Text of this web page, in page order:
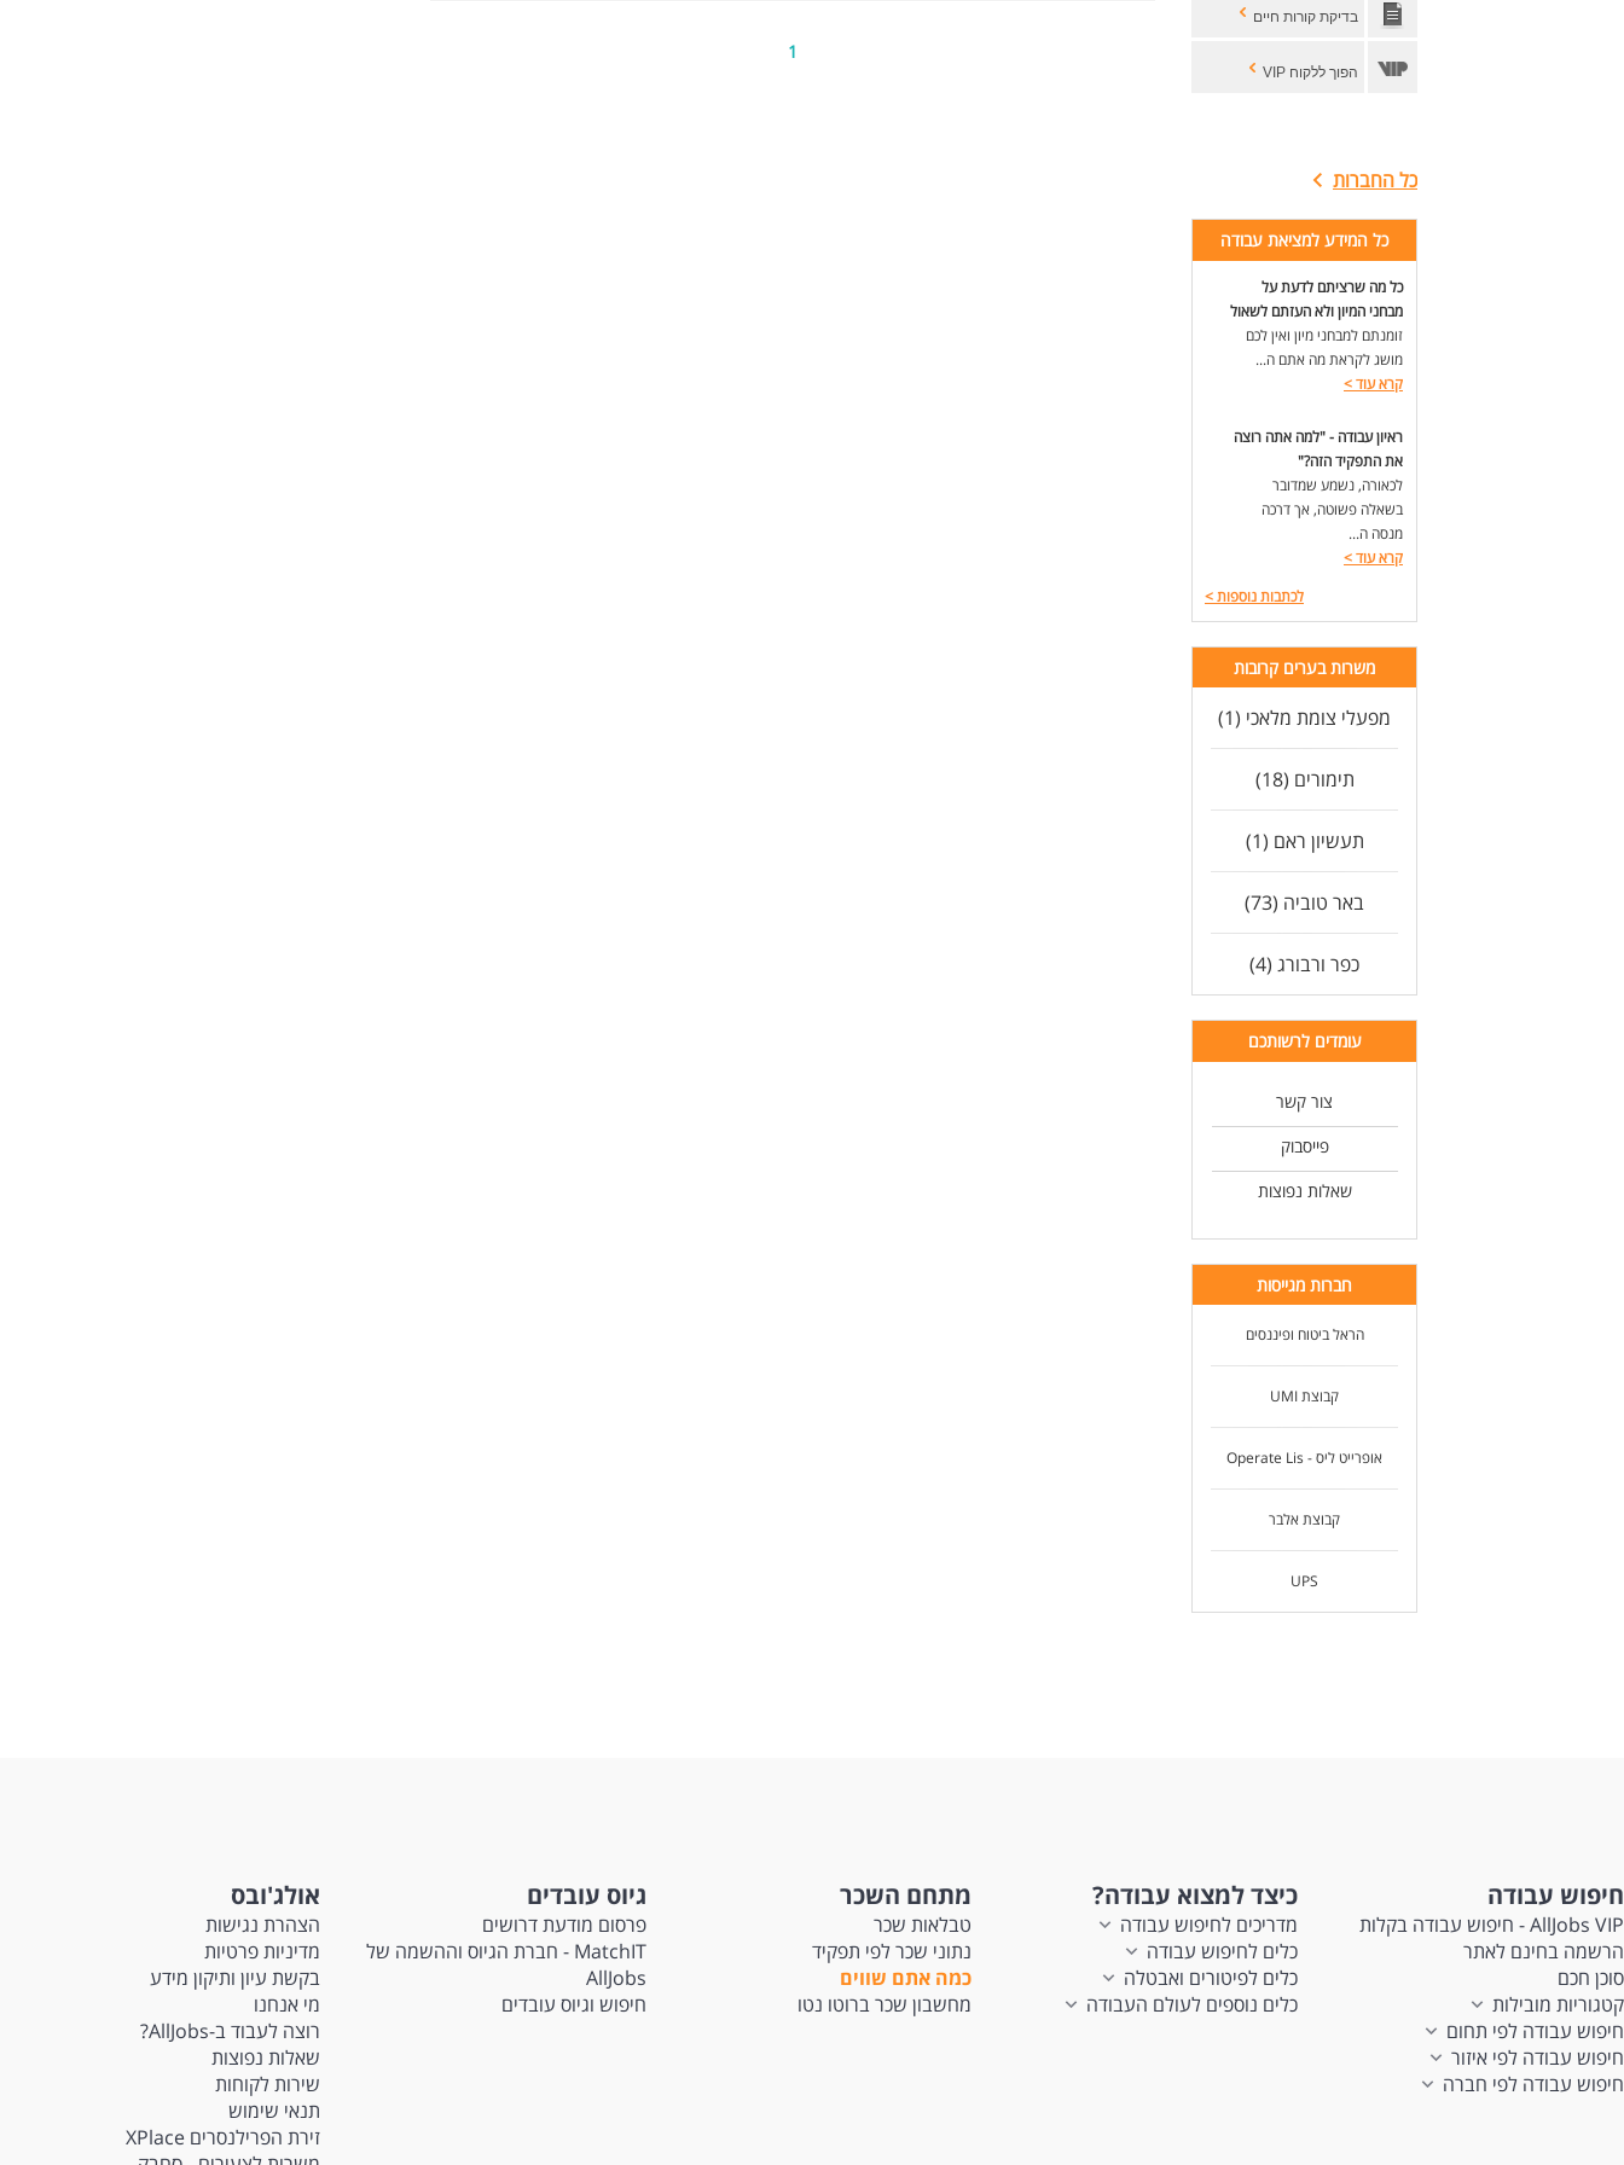
בדיקת קורות חיים
הפוך ללקוח VIP
כל החברות
כל המידע למציאת עבודה
כל מה שרציתם לדעת על
מבחני המיון ולא העזתם לשאול
זומנתם למבחני מיון ואין לכם
מושג לקראת מה אתם ה...
קרא עוד>
ראיון עבודה - "למה אתה רוצה
את התפקיד הזה?"
לכאורה, נשמע שמדובר
בשאלה פשוטה, אך דרכה
מנסה ה...
קרא עוד>
לכתבות נוספות>
משרות בערים קרובות
מפעלי צומת מלאכי (1)
תימורים (18)
תעשיון ראם (1)
באר טוביה (73)
כפר ורבורג (4)
עומדים לרשותכם
צור קשר
פייסבוק
שאלות נפוצות
חברות מגייסות
הראל ביטוח ופיננסים
קבוצת UMI
אופרייט ליס - Operate Lis
קבוצת אלבר
UPS
התפקיד כולל הפצת סחורה לחנויות.
1
חיפוש עבודה
AllJobs VIP - חיפוש עבודה בקלות
הרשמה בחינם לאתר
סוכן חכם
קטגוריות מובילות
חיפוש עבודה לפי תחום
חיפוש עבודה לפי איזור
חיפוש עבודה לפי חברה
כיצד למצוא עבודה?
מדריכים לחיפוש עבודה
כלים לחיפוש עבודה
כלים לפיטורים ואבטלה
כלים נוספים לעולם העבודה
מתחם השכר
טבלאות שכר
נתוני שכר לפי תפקיד
כמה אתם שווים
מחשבון שכר ברוטו נטו
גיוס עובדים
פרסום מודעת דרושים
MatchIT - חברת הגיוס וההשמה של
AllJobs
חיפוש וגיוס עובדים
אולג'ובס
הצהרת נגישות
מדיניות פרטיות
בקשת עיון ותיקון מידע
מי אנחנו
רוצה לעבוד ב-AllJobs?
שאלות נפוצות
שירות לקוחות
תנאי שימוש
זירת הפרילנסרים XPlace